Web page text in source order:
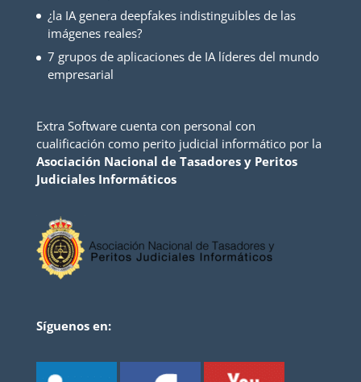
¿la IA genera deepfakes indistinguibles de las
imágenes reales?
7 grupos de aplicaciones de IA líderes del mundo
empresarial
Extra Software cuenta con personal con
cualificación como perito judicial informático por la
Asociación Nacional de Tasadores y Peritos
Judiciales Informáticos
Síguenos en: